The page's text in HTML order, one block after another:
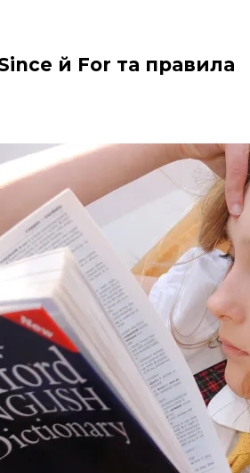
й For та правила